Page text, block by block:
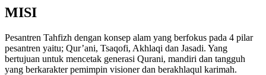
MISI
Pesantren Tahfizh dengan konsep alam yang berfokus pada 4 pilar
pesantren yaitu; Qur’ani, Tsaqofi, Akhlaqi dan Jasadi. Yang
bertujuan untuk mencetak generasi Qurani, mandiri dan tangguh
yang berkarakter pemimpin visioner dan berakhlaqul karimah.